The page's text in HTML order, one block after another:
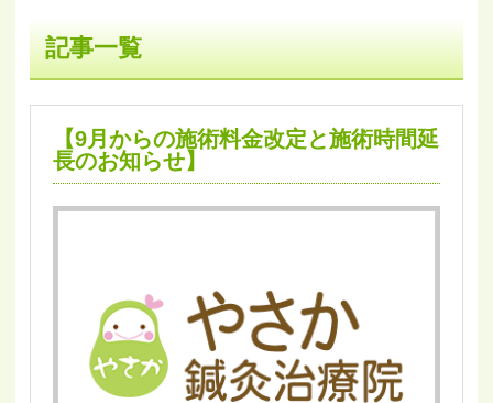
記事一覧
【9月からの施術料金改定と施術時間延
長のお知らせ】